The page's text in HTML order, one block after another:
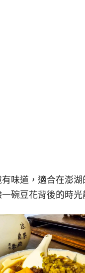
味道，適合在澎湖
碗豆花背後的時光